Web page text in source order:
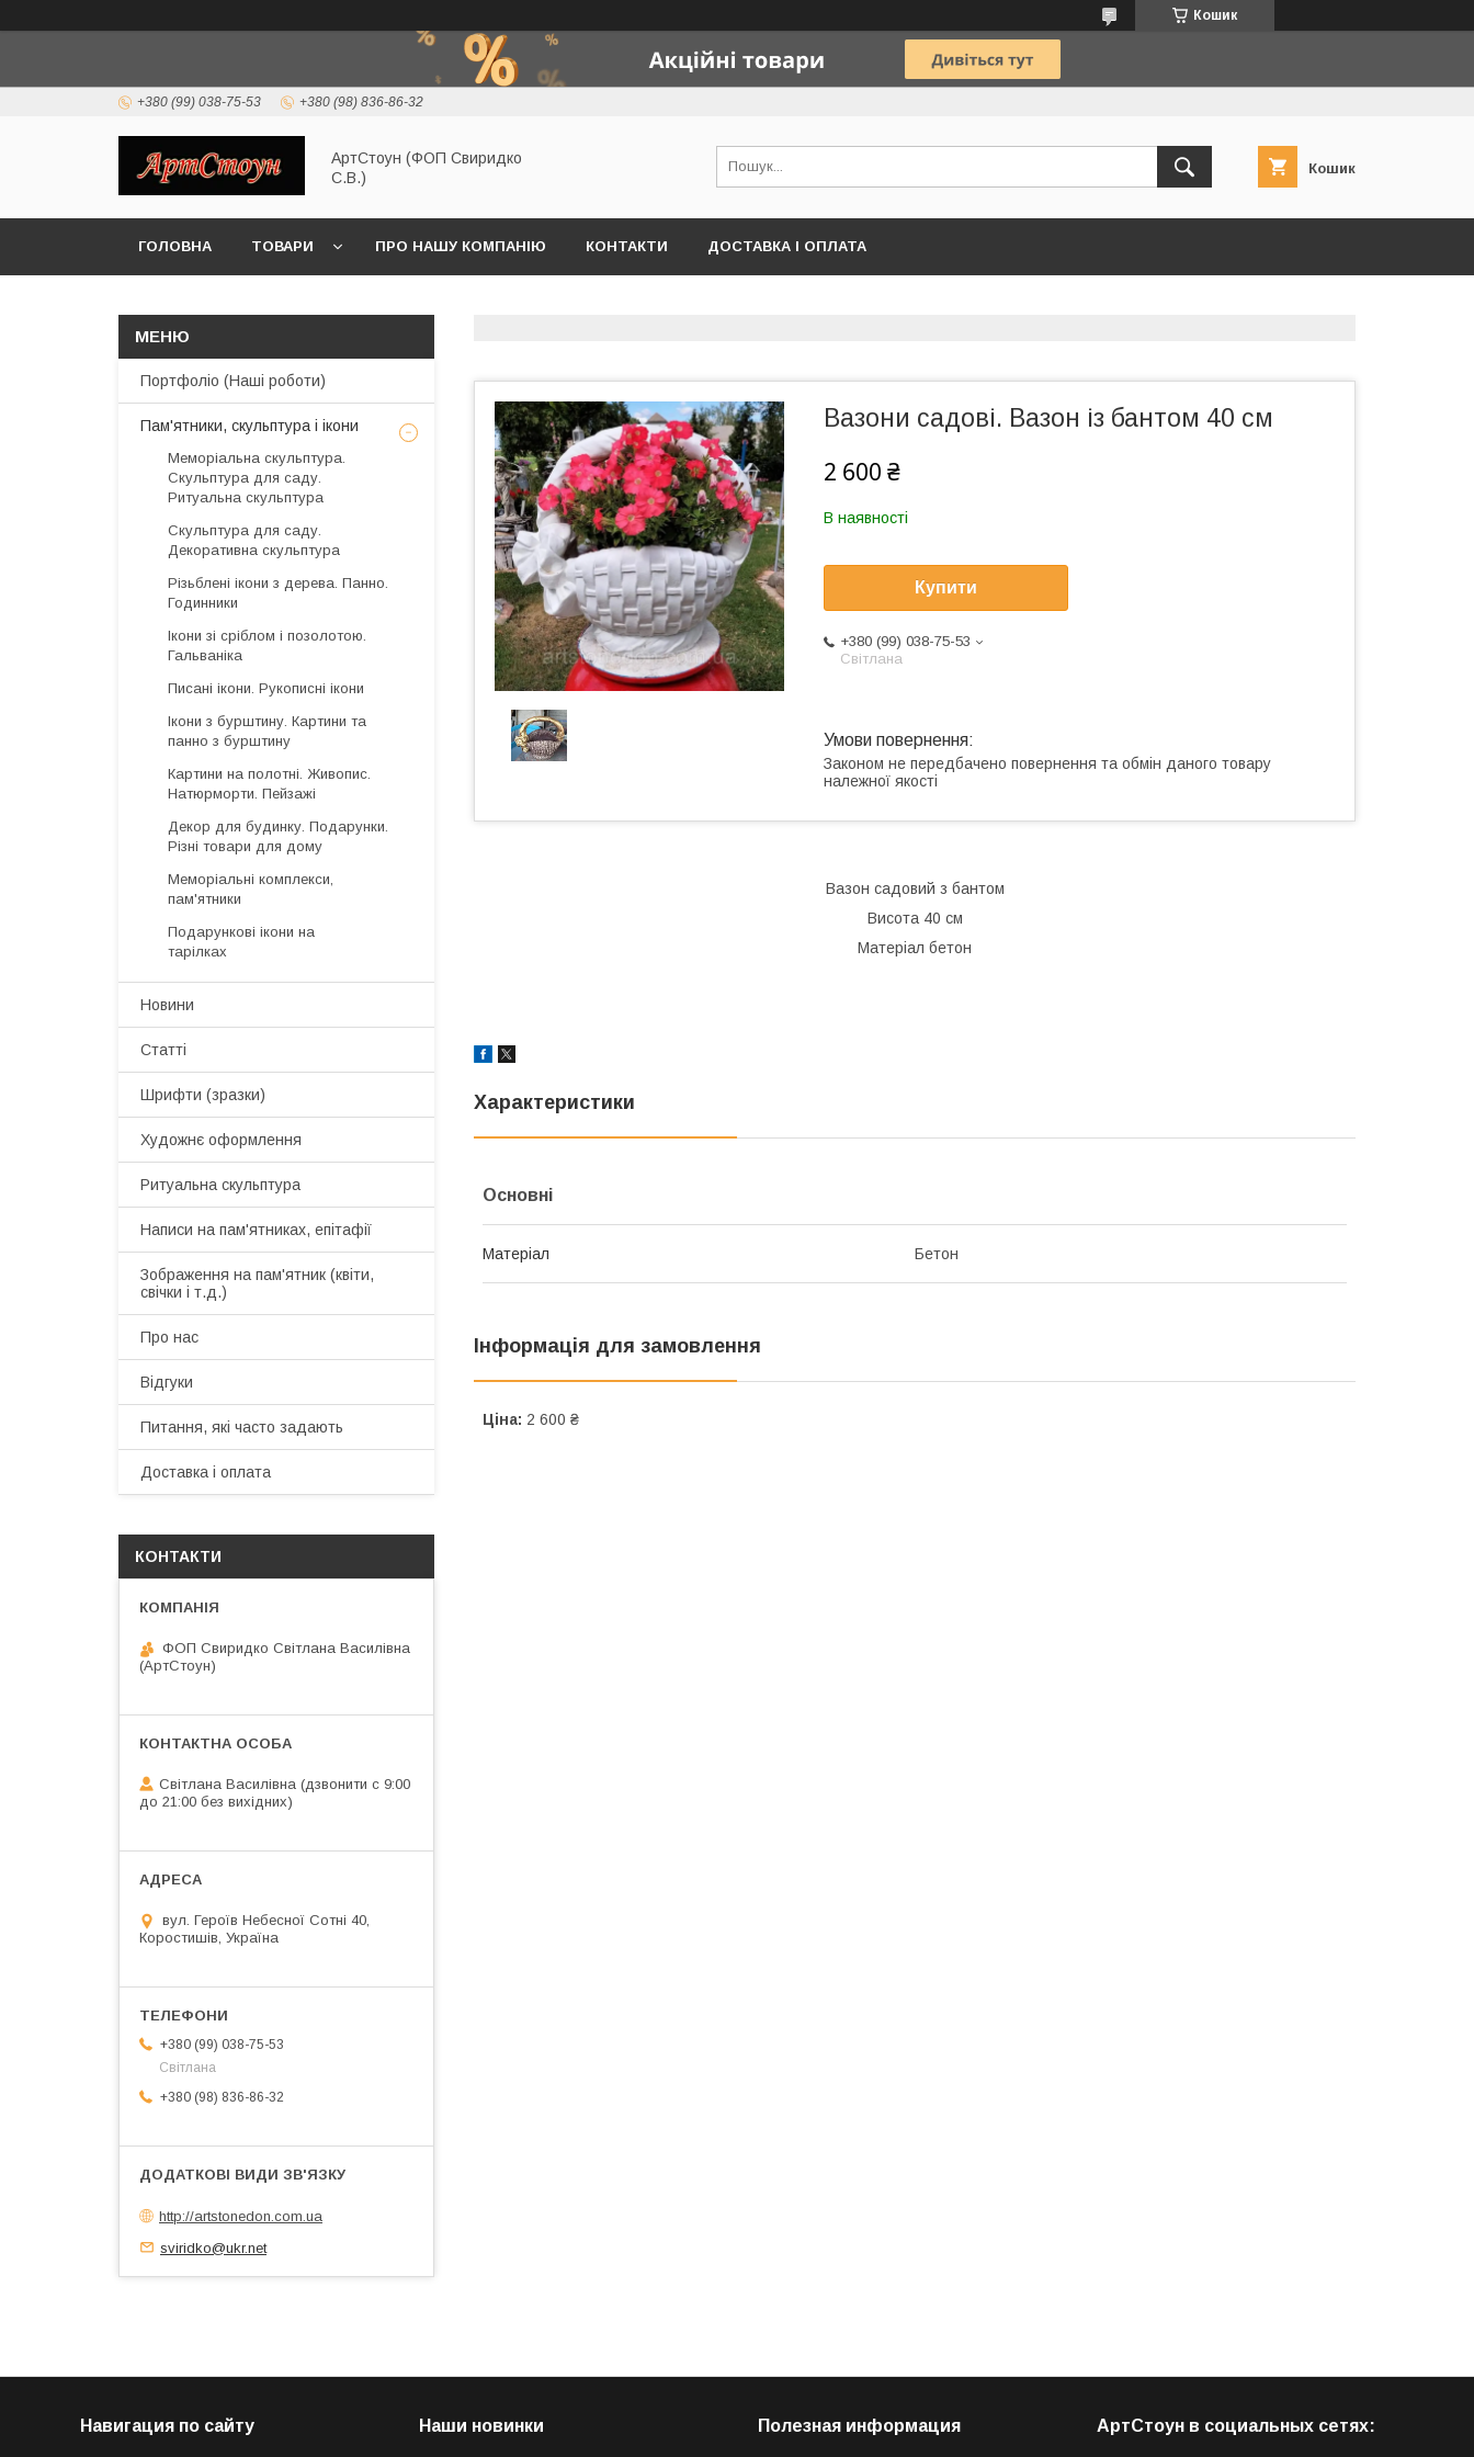
Кошик
+380 (99) 038-75-53 +380 (98) 836-86-32
АртСтоун (ФОП Свиридко
С.В.)
Кошик
ГОЛОВНА ТОВАРИ ПРО НАШУ КОМПАНІЮ КОНТАКТИ ДОСТАВКА І ОПЛАТА
Вазони садові. Вазон із бантом 40 см
2 600 ₴
В наявності
Купити
+380 (99) 038-75-53
Світлана
Законом не передбачено повернення та обмін даного товару
належної якості
Вазон садовий з бантом
Висота 40 см
Матеріал бетон
Характеристики
Основні
Матеріал Бетон
Інформація для замовлення
Ціна: 2 600 ₴
Портфоліо (Наші роботи)
Пам'ятники, скульптура і ікони
Меморіальна скульптура.
Скульптура для саду.
Ритуальна скульптура
Скульптура для саду.
Декоративна скульптура
Різьблені ікони з дерева. Панно.
Годинники
Ікони зі сріблом і позолотою.
Гальваніка
Писані ікони. Рукописні ікони
Ікони з бурштину. Картини та
панно з бурштину
Картини на полотні. Живопис.
Натюрморти. Пейзажі
Декор для будинку. Подарунки.
Різні товари для дому
Меморіальні комплекси,
пам'ятники
Подарункові ікони на
тарілках
Новини
Статті
Шрифти (зразки)
Художнє оформлення
Ритуальна скульптура
Написи на пам'ятниках, епітафії
Зображення на пам'ятник (квіти,
свічки і т.д.)
Про нас
Відгуки
Питання, які часто задають
Доставка і оплата
КОНТАКТИ
ФОП Свиридко Світлана Василівна
(АртСтоун)
Світлана Василівна (дзвонити с 9:00
до 21:00 без вихідних)
вул. Героїв Небесної Сотні 40,
Коростишів, Україна
+380 (99) 038-75-53
Світлана
+380 (98) 836-86-32
http://artstonedon.com.ua
sviridko@ukr.net
Навигация по сайту Наши новинки Полезная информация АртСтоун в социальных сетях: